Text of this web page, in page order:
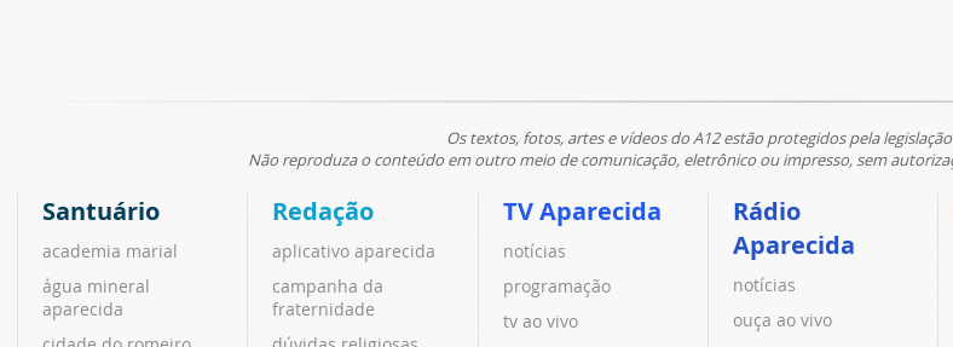
Os textos, fotos, artes e vídeos do A12 estão protegidos pela
Não reproduza o conteúdo em outro meio de comunicação, eletrônico ou impresso, sem
Santuário
academia marial
água mineral
aparecida
Redação
aplicativo aparecida
campanha da
fraternidade
TV Aparecida
notícias
programação
tv ao vivo
Rádio
Aparecida
notícias
ouça ao vivo